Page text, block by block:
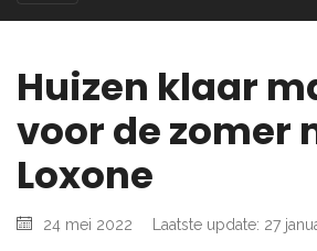
Huizen klaar
voor de zomer
Loxone
24 mei 2022 Laatste update: 27